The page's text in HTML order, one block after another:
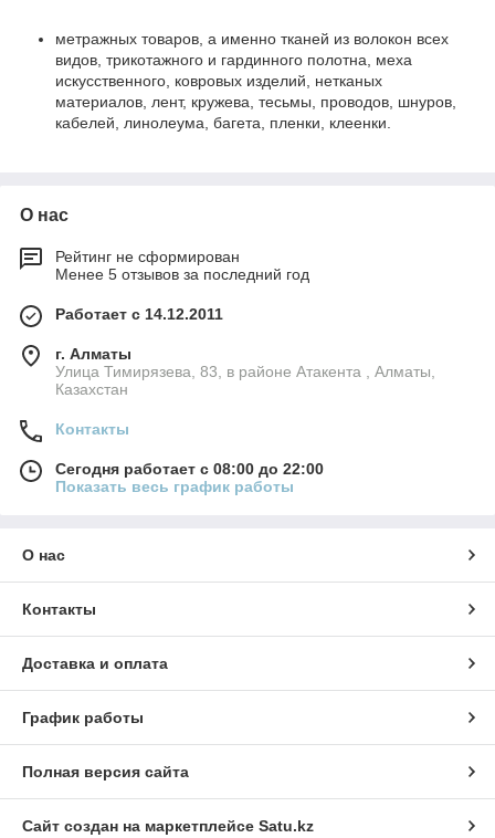
метражных товаров, а именно тканей из волокон всех
видов, трикотажного и гардинного полотна, меха
искусственного, ковровых изделий, нетканых
материалов, лент, кружева, тесьмы, проводов, шнуров,
кабелей, линолеума, багета, пленки, клеенки.
О нас
Рейтинг не сформирован
Менее 5 отзывов за последний год
Работает с 14.12.2011
г. Алматы
Улица Тимирязева, 83, в районе Атакента , Алматы,
Казахстан
Контакты
Сегодня работает с 08:00 до 22:00
Показать весь график работы
О нас
Контакты
Доставка и оплата
График работы
Полная версия сайта
Сайт создан на маркетплейсе Satu.kz